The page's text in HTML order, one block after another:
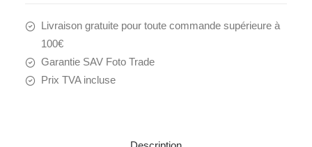
Livraison gratuite pour toute commande supérieure à
100€
Garantie SAV Foto Trade
Prix TVA incluse